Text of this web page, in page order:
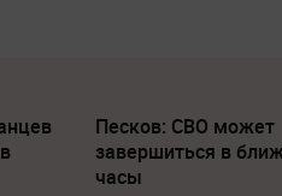
Песков: СВО может
завершиться в
часы